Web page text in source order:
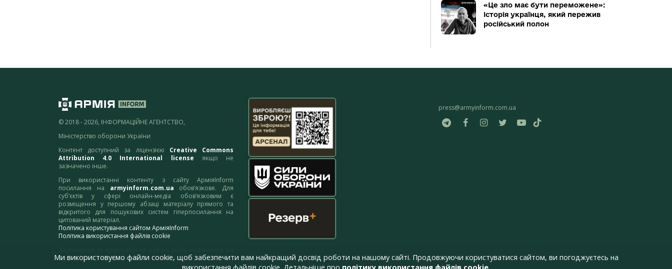
«Це зло має бути переможене»:
історія українця, який пережив
російський полон
© 2018 - 2026, ІНФОРМАЦІЙНЕ АГЕНТСТВО,
Міністерство оборони України
Контент доступний за ліцензією Creative Commons
Attribution 4.0 International license якщо не
зазначено інше.
При використанні контенту з сайту АрміяInform
посилання на armyinform.com.ua обов’язкове. Для
суб’єктів у сфері онлайн-медіа обов’язковим є
розміщення у першому абзаці матеріалу прямого та
відкритого для пошукових систем гіперпосилання на
цитований матеріал.
Політика користування сайтом АрміяInform
Політика використання файлів cookie
адресу:webmaster@armyinform.com.ua
press@armyinform.com.ua
Ми використовуємо файли cookie, щоб забезпечити вам найкращий досвід роботи на нашому сайті. Продовжуючи користуватися сайтом, ви погоджуєтесь на